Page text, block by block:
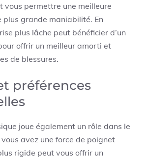
vous permettre une meilleure
plus grande maniabilité. En
plus lâche peut bénéficier d’un
offrir un meilleur amorti et
de blessures.
préférences
joue également un rôle dans le
avez une force de poignet
rigide peut vous offrir un